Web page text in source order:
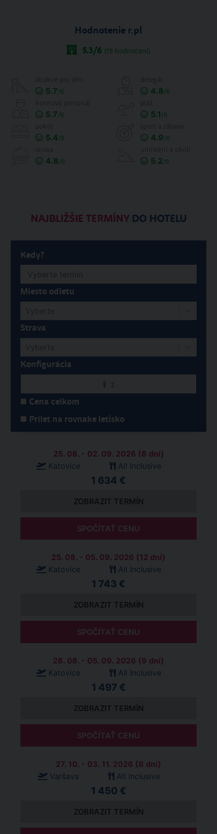
Hodnotenie r.pl
5.3/6 (19 hodnocení)
5.7/6 4.8/6
5.7/6 5.1 /6
5.4/6 4.9/6
4.8/6 5.2/6
NAJBLIŽŠIE TERMÍNYDO HOTELU
Kedy?
Miesto odletu
Strava
Konfigurácia
Cena celkom
Prílet na rovnake letisko
25. 08. - 02. 09. 2026 (8 dní)
Katovice
All Inclusive
1 634 €
ZOBRAZIT TERMÍN
SPOČÍTAŤ CENU
25. 08. - 05. 09. 2026 (12 dní)
Katovice
All Inclusive
1 743 €
ZOBRAZIT TERMÍN
SPOČÍTAŤ CENU
28. 08. - 05. 09. 2026 (9 dní)
Katovice
All Inclusive
1 497 €
ZOBRAZIT TERMÍN
SPOČÍTAŤ CENU
27. 10. - 03. 11. 2026 (8 dní)
Varšava
All Inclusive
1 450 €
ZOBRAZIT TERMÍN